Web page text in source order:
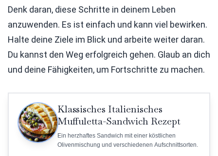
Denk daran, diese Schritte in deinem Leben
anzuwenden. Es ist einfach und kann viel bewirken.
Halte deine Ziele im Blick und arbeite weiter daran.
Du kannst den Weg erfolgreich gehen. Glaub an dich
und deine Fähigkeiten, um Fortschritte zu machen.
Klassisches Italienisches
Muffuletta-Sandwich Rezept
Ein herzhaftes Sandwich mit einer köstlichen
Olivenmischung und verschiedenen Aufschnittsorten.